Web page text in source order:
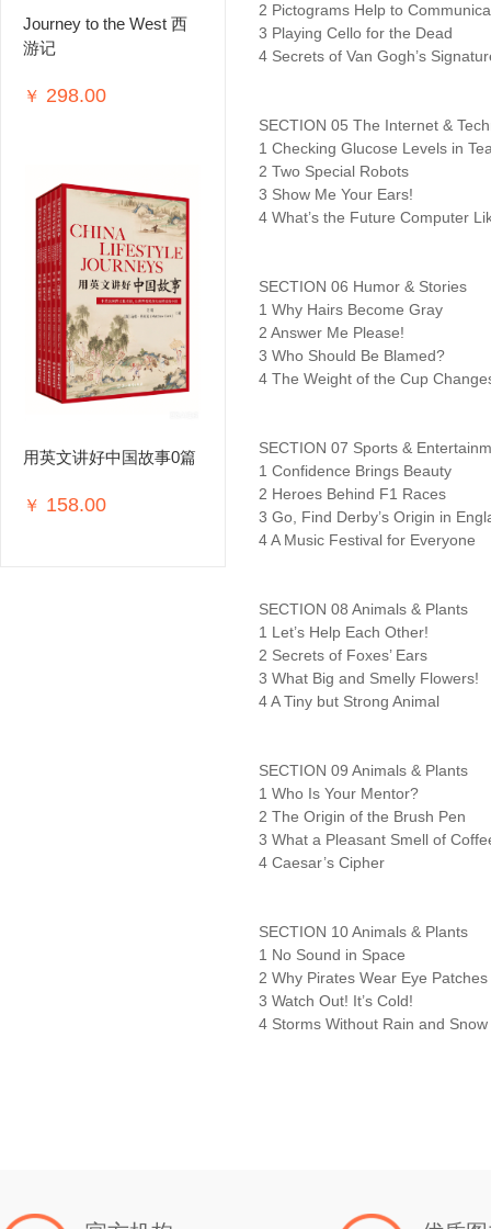
Journey to the West 西
游记
￥ 298.00
用英文讲好中国故事0篇
￥ 158.00
2 Pictograms Help to
3 Playing Cello for the Dead
4 Secrets of Van Gogh’s
SECTION 05 The Internet &
1 Checking Glucose Levels in
2 Two Special Robots
3 Show Me Your Ears!
4 What’s the Future Computer
SECTION 06 Humor & Stories
1 Why Hairs Become Gray
2 Answer Me Please!
3 Who Should Be Blamed?
4 The Weight of the Cup
SECTION 07 Sports &
1 Confidence Brings Beauty
2 Heroes Behind F1 Races
3 Go, Find Derby’s Origin in
4 A Music Festival for Everyone
SECTION 08 Animals & Plants
1 Let’s Help Each Other!
2 Secrets of Foxes’ Ears
3 What Big and Smelly Flowers!
4 A Tiny but Strong Animal
SECTION 09 Animals & Plants
1 Who Is Your Mentor?
2 The Origin of the Brush Pen
3 What a Pleasant Smell of
4 Caesar’s Cipher
SECTION 10 Animals & Plants
1 No Sound in Space
2 Why Pirates Wear Eye Patches
3 Watch Out! It’s Cold!
4 Storms Without Rain and Snow